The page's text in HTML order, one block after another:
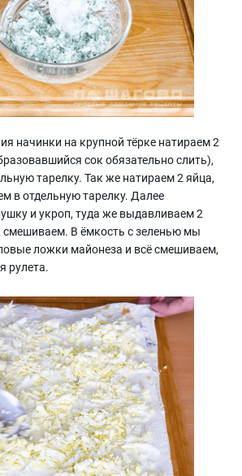
начинки на крупной тёрке натираем 2
сок обязательно слить),
тарелку. Так же натираем 2 яйца,
в отдельную тарелку. Далее
и укроп, туда же выдавливаем 2
смешиваем. В ёмкость с зеленью мы
ложки майонеза и всё смешиваем,
рулета.